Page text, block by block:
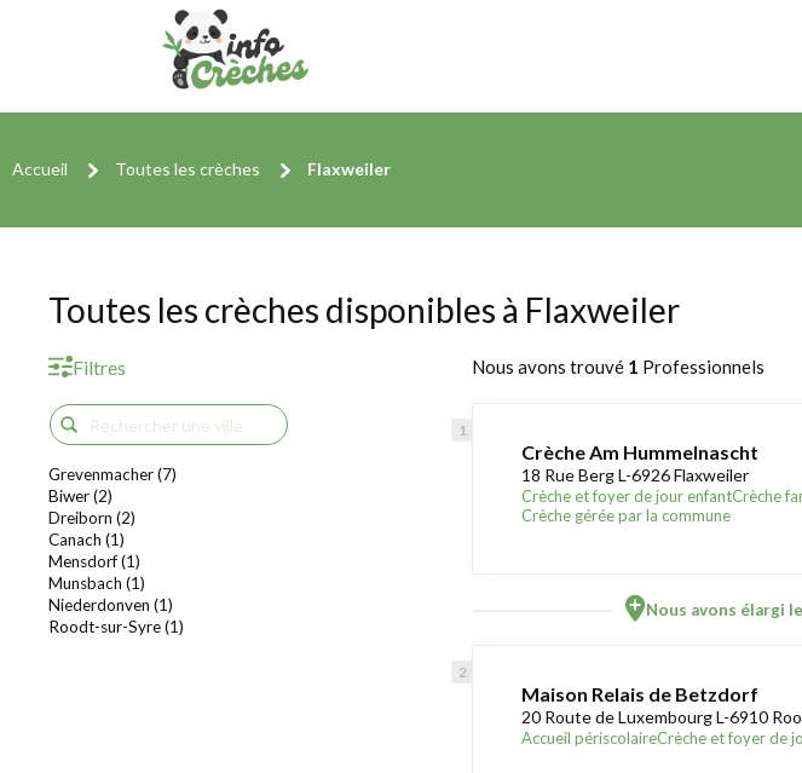
Accueil Toutes les crèches Flaxweiler
Toutes les crèches disponibles à Flaxweiler
Filtres
Grevenmacher (7)
Biwer (2)
Dreiborn (2)
Canach (1)
Mensdorf (1)
Munsbach (1)
Niederdonven (1)
Roodt-sur-Syre (1)
Nous avons trouvé 1 Professionnels
Crèche Am Hummelnascht
18 Rue Berg L-6926 Flaxweiler
Crèche et foyer de jour enfantCrèche
Crèche gérée par la commune
Nous avons élargi
Maison Relais de Betzdorf
20 Route de Luxembourg L-6910
Accueil périscolaireCrèche et foyer de